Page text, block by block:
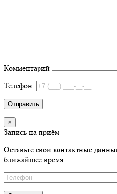
Комментарий
Телефон:
×
Запись на приём
Оставьте свои контактные
ближайшее время